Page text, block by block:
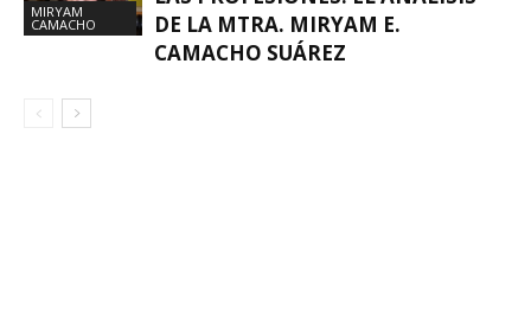
MIRYAM
CAMACHO
DE LA MTRA. MIRYAM E.
CAMACHO SUÁREZ